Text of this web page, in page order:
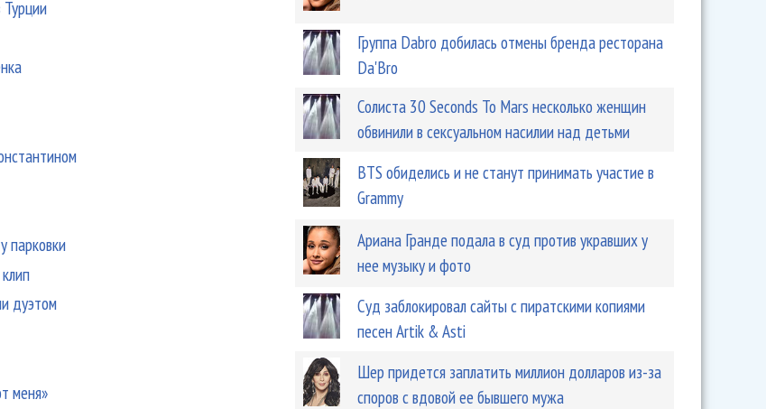
парковки
дуэтом
меня»
Группа Dabro добилась отмены бренда ресторана
Da'Bro
Солиста 30 Seconds To Mars несколько женщин
обвинили в сексуальном насилии над детьми
BTS обиделись и не станут принимать участие в
Grammy
Ариана Гранде подала в суд против укравших у
нее музыку и фото
Суд заблокировал сайты с пиратскими копиями
песен Artik & Asti
Шер придется заплатить миллион долларов из-за
споров с вдовой ее бывшего мужа